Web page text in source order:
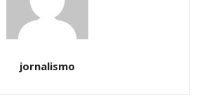
jornalismo